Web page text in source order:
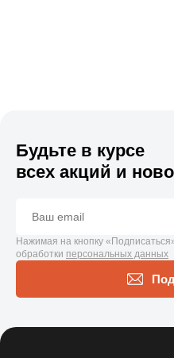
Будьте в курсе
всех акций и
Нажимая на кнопку
обработки персональных данных